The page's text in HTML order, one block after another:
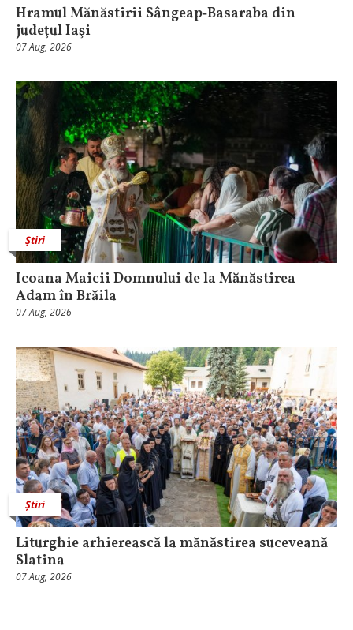
Hramul Mănăstirii Sângeap‑Basaraba din
judeţul Iaşi
07 Aug, 2026
Știri
Icoana Maicii Domnului de la Mănăstirea
Adam în Brăila
07 Aug, 2026
Știri
Liturghie arhierească la mănăstirea suceveană
Slatina
07 Aug, 2026